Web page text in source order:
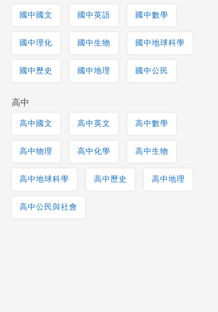
國中國文 國中英語 國中數學
國中理化 國中生物 國中地球科學
國中歷史 國中地理 國中公民
高中
高中國文 高中英文 高中數學
高中物理 高中化學 高中生物
高中地球科學 高中歷史 高中地理
高中公民與社會